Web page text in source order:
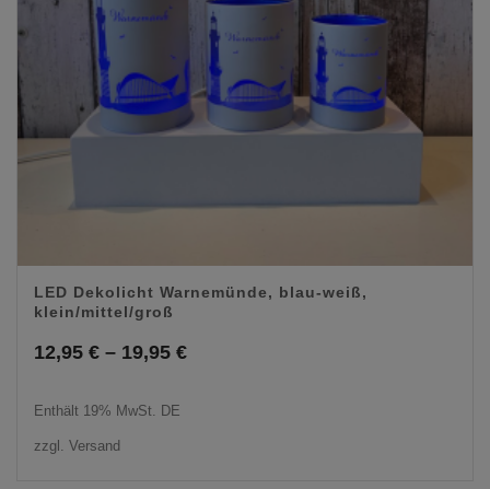
LED Dekolicht Warnemünde, blau-weiß,
klein/mittel/groß
12,95 € – 19,95 €Preisspanne:
Enthält 19% MwSt. DE
zzgl. Versand